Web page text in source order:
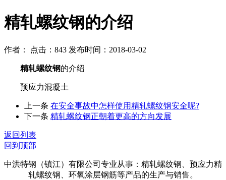
精轧螺纹钢的介绍
作者： 点击：843 发布时间：2018-03-02
精轧螺纹钢的介绍
预应力混凝土
上一条 在安全事故中怎样使用精轧螺纹钢安全呢?
下一条 精轧螺纹钢正朝着更高的方向发展
返回列表
回到顶部
中洪特钢（镇江）有限公司专业从事：精轧螺纹钢、预应力精
轧螺纹钢、环氧涂层钢筋等产品的生产与销售。